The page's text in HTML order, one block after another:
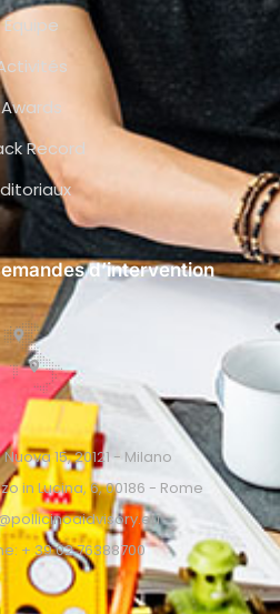
Équipe
Awards
Record
d’intervention
15, 20121 - Milano
in Lucina, 6, 00186 - Rome
+ 39 02 76388700